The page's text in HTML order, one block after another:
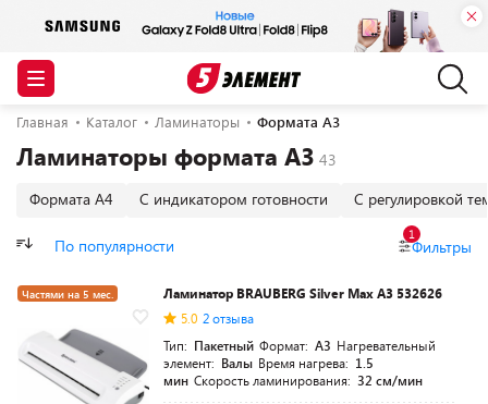
Главная Каталог Ламинаторы Формата А3
Ламинаторы формата А3
Формата А4 С индикатором готовности С регулировкой
По популярности Фильтры
1
Частями на 5 мес.
Ламинатор BRAUBERG Silver Max A3 532626
5.0 2 отзыва
Тип: Пакетный Формат: A3 Нагревательный
элемент: Валы Время нагрева: 1.5
мин Скорость ламинирования: 32 см/мин